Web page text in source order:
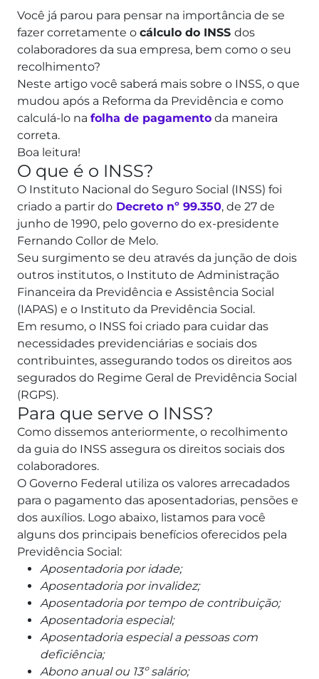
Você já parou para pensar na importância de se
fazer corretamente o cálculo do INSS dos
colaboradores da sua empresa, bem como o seu
recolhimento?
Neste artigo você saberá mais sobre o INSS, o que
mudou após a Reforma da Previdência e como
calculá-lo na folha de pagamento da maneira
correta.
Boa leitura!
O que é o INSS?
O Instituto Nacional do Seguro Social (INSS) foi
criado a partir do Decreto nº 99.350, de 27 de
junho de 1990, pelo governo do ex-presidente
Fernando Collor de Melo.
Seu surgimento se deu através da junção de dois
outros institutos, o Instituto de Administração
Financeira da Previdência e Assistência Social
(IAPAS) e o Instituto da Previdência Social.
Em resumo, o INSS foi criado para cuidar das
necessidades previdenciárias e sociais dos
contribuintes, assegurando todos os direitos aos
segurados do Regime Geral de Previdência Social
(RGPS).
Para que serve o INSS?
Como dissemos anteriormente, o recolhimento
da guia do INSS assegura os direitos sociais dos
colaboradores.
O Governo Federal utiliza os valores arrecadados
para o pagamento das aposentadorias, pensões e
dos auxílios. Logo abaixo, listamos para você
alguns dos principais benefícios oferecidos pela
Previdência Social:
Aposentadoria por idade;
Aposentadoria por invalidez;
Aposentadoria por tempo de contribuição;
Aposentadoria especial;
Aposentadoria especial a pessoas com
deficiência;
Abono anual ou 13º salário;